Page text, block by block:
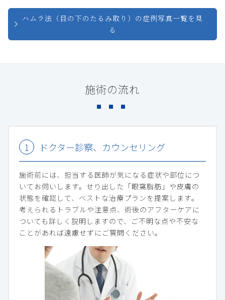
ハムラ法（目の下のたるみ取り）の症例写真一覧を見
る
施術の流れ
ドクター診察、カウンセリング
施術前には、担当する医師が気になる症状や部位につ
いてお伺いします。せり出した「眼窩脂肪」や皮膚の
状態を確認して、ベストな治療プランを提案します。
考えられるトラブルや注意点、術後のアフターケアに
ついても詳しく説明しますので、ご不明な点や不安な
ことがあれば遠慮せずにご質問ください。